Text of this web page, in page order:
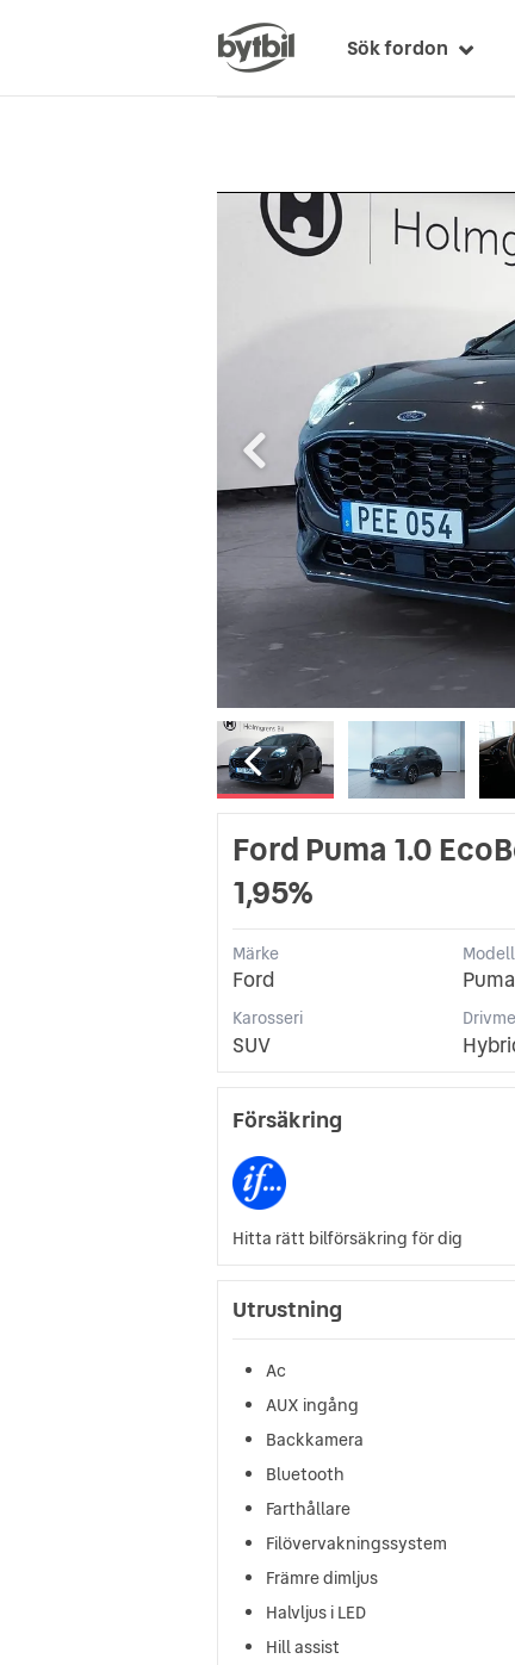
Sök fordon
Ford Puma 1.0
1,95%
Märke
Ford
Modell
Puma
Karosseri
SUV
Försäkring
Hitta rätt bilförsäkring för dig
Utrustning
Ac
AUX ingång
Backkamera
Bluetooth
Farthållare
Filövervakningssystem
Främre dimljus
Halvljus i LED
Hill assist